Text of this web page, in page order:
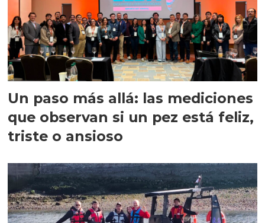
Un paso más allá: las mediciones
que observan si un pez está feliz,
triste o ansioso